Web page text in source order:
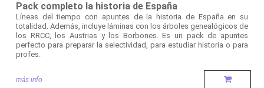
Pack completo la historia de España
Líneas del tiempo con apuntes de la historia de España en su
totalidad. Además, incluye láminas con los árboles genealógicos de
los RRCC, los Austrias y los Borbones. Es un pack de apuntes
perfecto para preparar la selectividad, para estudiar historia o para
profes.
más info